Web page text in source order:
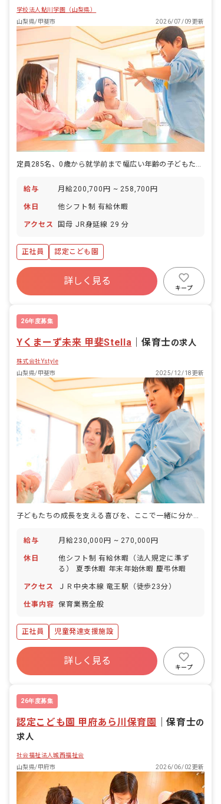
学校法人鮎川学園（山梨県）
山梨県/甲斐市
2026/07/09更新
定員285名、0歳から就学前まで幅広い年齢の子どもたちが育つ認定こども園です。
給与 月給200,700円 ~ 258,700円
休日 他シフト制 有給休暇
アクセス 国母 JR身延線 29 分
正社員 認定こども園
詳しく見る
キープ
26年度募集
Yくまーず未来 甲斐Stella 保育士の求人
株式会社Ystyle
山梨県/甲斐市
2025/12/18更新
子どもたちの成長を支える喜びを、ここで一緒に分かち合いませんか？
給与 月給230,000円 ~ 270,000円
休日
他シフト制 有給休暇（法人規定に準ず
る） 夏季休暇 年末年始休暇 慶弔休暇
アクセス ＪＲ中央本線 竜王駅（徒歩23分）
仕事内容 保育業務全般
正社員 児童発達支援施設
詳しく見る
キープ
26年度募集
認定こども園 甲府あら川保育園 ｜保育士の
求人
社会福祉法人城西福祉会
山梨県/甲府市
2026/06/02更新